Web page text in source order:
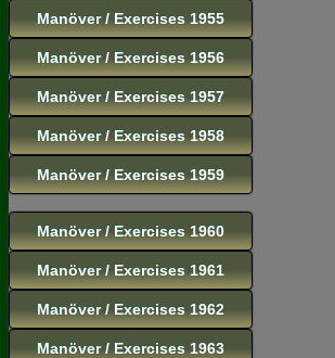
Manöver / Exercises 1955
Manöver / Exercises 1956
Manöver / Exercises 1957
Manöver / Exercises 1958
Manöver / Exercises 1959
Manöver / Exercises 1960
Manöver / Exercises 1961
Manöver / Exercises 1962
Manöver / Exercises 1963